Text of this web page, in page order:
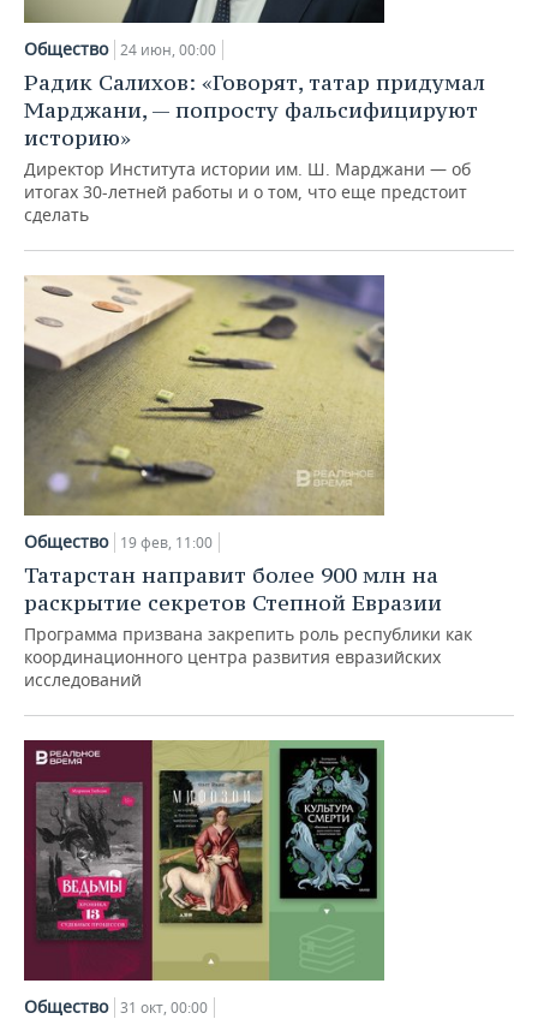
НЕФТЕХИМИЯ
НЕФТЬ
ОПК
ЭНЕРГЕТИКА
РОЗНИЧНАЯ ТОРГОВЛЯ
ТРАНСПОРТ
УСЛУГИ
НОВОСТИ ТЕХНОЛОГИЙ
IT
МЕДИА
ТЕЛЕКОММУНИКАЦИИ
МЕРОПРИЯТИЯ
НОВОСТИ МЕРОПРИЯТИЙ
ВЫЕЗДНАЯ РЕДАКЦИЯ
БИЗНЕС-БРАНЧИ
ОТКРЫТАЯ ЛЕКЦИЯ
СПОРТ
НОВОСТИ СПОРТА
ФУТБОЛ
БАСКЕТБОЛ
ВОЛЕЙБОЛ
КИБЕРСПОРТ
ФИГУРНОЕ КАТАНИЕ
ВОДНЫЕ ВИДЫ СПОРТА
ХОККЕЙ С МЯЧОМ
ОБЩЕСТВО
НОВОСТИ ОБЩЕСТВА
ИНФРАСТРУКТУРА
ИСТОРИЯ
КУЛЬТУРА
МЕДИЦИНА
ОБРАЗОВАНИЕ
ПРОИСШЕСТВИЯ
ФОТОГАЛЕРЕЯ
СПРАВОЧНИК
СПИСОК ПЕРСОН
СПИСОК КОМПАНИЙ
ПОЛНАЯ ВЕРСИЯ
Общество 24 июн, 00:00
Радик Салихов: «Говорят, татар придумал
Марджани, — попросту фальсифицируют
историю»
Директор Института истории им. Ш. Марджани — об
итогах 30-летней работы и о том, что еще предстоит
сделать
Общество 19 фев, 11:00
Татарстан направит более 900 млн на
раскрытие секретов Степной Евразии
Программа призвана закрепить роль республики как
координационного центра развития евразийских
исследований
Общество 31 окт, 00:00